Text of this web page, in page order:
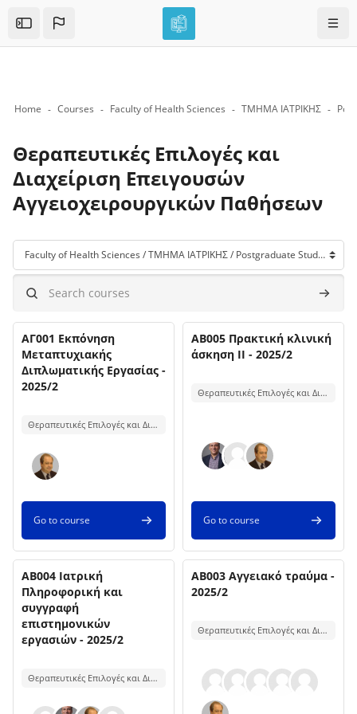
Skip to sidebar navigation menu
Skip to mobile navigation menu
Skip to top bar navigation menu
Open the sidebar
Home Courses Faculty of Health Sciences ΤΜΗΜΑ ΙΑΤΡΙΚΗΣ
Θεραπευτικές Επιλογές και
Διαχείριση Επειγουσών
Αγγειοχειρουργικών Παθήσεων
Blocks
Course categories
Search courses
Course image
Course name
ΑΓ001 Εκπόνηση
Μεταπτυχιακής
Διπλωματικής Εργασίας -
2025/2
Θεραπευτικές Επιλογές και Διαχείριση Επειγουσών Αγγειοχειρουργικών Παθήσεων
Go to course
Course image
Course name
AB005 Πρακτική κλινική
άσκηση ΙΙ - 2025/2
Θεραπευτικές Επιλογές και Διαχείριση Επειγουσών Αγγειοχειρουργικών Παθήσεων
Go to course
Course image
Course name
AB004 Ιατρική
Πληροφορική και
συγγραφή
επιστημονικών
εργασιών - 2025/2
Θεραπευτικές Επιλογές και Διαχείριση Επειγουσών Αγγειοχειρουργικών Παθήσεων
Course image
Course name
AB003 Αγγειακό τραύμα -
2025/2
Θεραπευτικές Επιλογές και Διαχείριση Επειγουσών Αγγειοχειρουργικών Παθήσεων